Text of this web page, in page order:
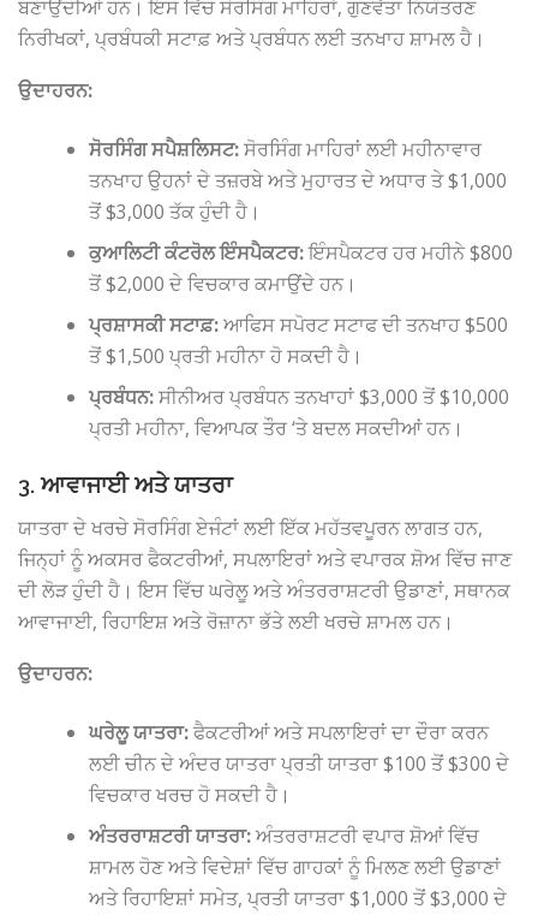
ਬਣਾਉਂਦੀਆਂ ਹਨ। ਇਸ ਵਿੱਚ ਸੋਰਸਿੰਗ ਮਾਹਿਰਾਂ, ਗੁਣਵੱਤਾ ਨਿਯੰਤਰਣ
ਨਿਰੀਖਕਾਂ, ਪ੍ਰਬੰਧਕੀ ਸਟਾਫ਼ ਅਤੇ ਪ੍ਰਬੰਧਨ ਲਈ ਤਨਖਾਹ ਸ਼ਾਮਲ ਹੈ।
ਉਦਾਹਰਨ:
ਸੋਰਸਿੰਗ ਸਪੈਸ਼ਲਿਸਟ:ਸੋਰਸਿੰਗ ਮਾਹਿਰਾਂ ਲਈ ਮਹੀਨਾਵਾਰ
ਤਨਖਾਹ ਉਹਨਾਂ ਦੇ ਤਜ਼ਰਬੇ ਅਤੇ ਮੁਹਾਰਤ ਦੇ ਅਧਾਰ ਤੇ $1,000
ਤੋਂ $3,000 ਤੱਕ ਹੁੰਦੀ ਹੈ।
ਕੁਆਲਿਟੀ ਕੰਟਰੋਲ ਇੰਸਪੈਕਟਰ:ਇੰਸਪੈਕਟਰ ਹਰ ਮਹੀਨੇ $800
ਤੋਂ $2,000 ਦੇ ਵਿਚਕਾਰ ਕਮਾਉਂਦੇ ਹਨ।
ਪ੍ਰਸ਼ਾਸਕੀ ਸਟਾਫ਼:ਆਫਿਸ ਸਪੋਰਟ ਸਟਾਫ ਦੀ ਤਨਖਾਹ $500
ਤੋਂ $1,500 ਪ੍ਰਤੀ ਮਹੀਨਾ ਹੋ ਸਕਦੀ ਹੈ।
ਪ੍ਰਬੰਧਨ:ਸੀਨੀਅਰ ਪ੍ਰਬੰਧਨ ਤਨਖਾਹਾਂ $3,000 ਤੋਂ $10,000
ਪ੍ਰਤੀ ਮਹੀਨਾ, ਵਿਆਪਕ ਤੌਰ ‘ਤੇ ਬਦਲ ਸਕਦੀਆਂ ਹਨ।
3. ਆਵਾਜਾਈ ਅਤੇ ਯਾਤਰਾ
ਯਾਤਰਾ ਦੇ ਖਰਚੇ ਸੋਰਸਿੰਗ ਏਜੰਟਾਂ ਲਈ ਇੱਕ ਮਹੱਤਵਪੂਰਨ ਲਾਗਤ ਹਨ,
ਜਿਨ੍ਹਾਂ ਨੂੰ ਅਕਸਰ ਫੈਕਟਰੀਆਂ, ਸਪਲਾਇਰਾਂ ਅਤੇ ਵਪਾਰਕ ਸ਼ੋਅ ਵਿੱਚ ਜਾਣ
ਦੀ ਲੋੜ ਹੁੰਦੀ ਹੈ। ਇਸ ਵਿੱਚ ਘਰੇਲੂ ਅਤੇ ਅੰਤਰਰਾਸ਼ਟਰੀ ਉਡਾਣਾਂ, ਸਥਾਨਕ
ਆਵਾਜਾਈ, ਰਿਹਾਇਸ਼ ਅਤੇ ਰੋਜ਼ਾਨਾ ਭੱਤੇ ਲਈ ਖਰਚੇ ਸ਼ਾਮਲ ਹਨ।
ਉਦਾਹਰਨ:
ਘਰੇਲੂ ਯਾਤਰਾ:ਫੈਕਟਰੀਆਂ ਅਤੇ ਸਪਲਾਇਰਾਂ ਦਾ ਦੌਰਾ ਕਰਨ
ਲਈ ਚੀਨ ਦੇ ਅੰਦਰ ਯਾਤਰਾ ਪ੍ਰਤੀ ਯਾਤਰਾ $100 ਤੋਂ $300 ਦੇ
ਵਿਚਕਾਰ ਖਰਚ ਹੋ ਸਕਦੀ ਹੈ।
ਅੰਤਰਰਾਸ਼ਟਰੀ ਯਾਤਰਾ:ਅੰਤਰਰਾਸ਼ਟਰੀ ਵਪਾਰ ਸ਼ੋਆਂ ਵਿੱਚ
ਸ਼ਾਮਲ ਹੋਣ ਅਤੇ ਵਿਦੇਸ਼ਾਂ ਵਿੱਚ ਗਾਹਕਾਂ ਨੂੰ ਮਿਲਣ ਲਈ ਉਡਾਣਾਂ
ਅਤੇ ਰਿਹਾਇਸ਼ਾਂ ਸਮੇਤ, ਪ੍ਰਤੀ ਯਾਤਰਾ $1,000 ਤੋਂ $3,000 ਦੇ